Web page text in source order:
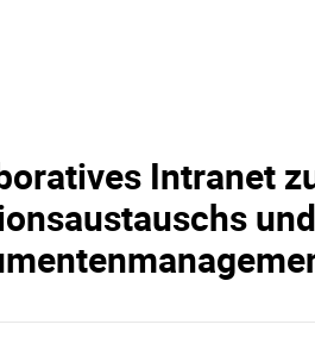
Intranet